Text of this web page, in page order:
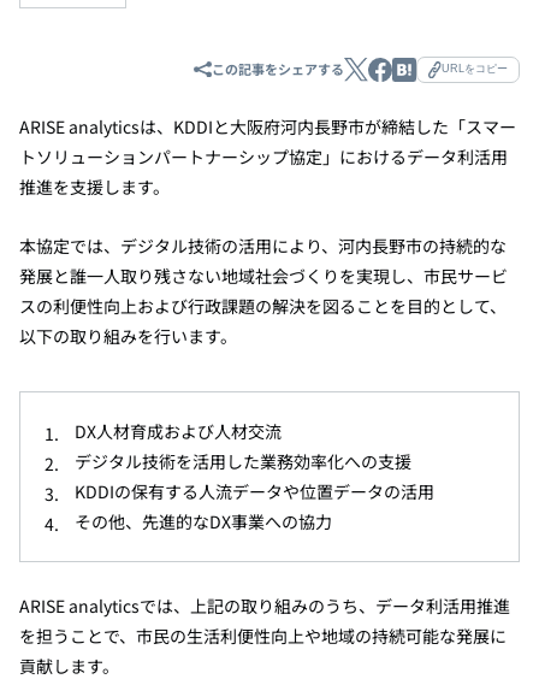
数字で見るARISE analytics
この記事をシェアする URLをコピー
ARISE analyticsは、KDDIと大阪府河内長野市が締結した「スマー
トソリューションパートナーシップ協定」におけるデータ利活用
推進を支援します。
本協定では、 デジタル技術の活用により、河内長野市の持続的な
発展と誰一人取り残さない地域社会づくりを実現し、市民サービ
スの利便性向上および行政課題の解決を図ることを目的として、
以下の取り組みを行います。
DX人材育成および人材交流
デジタル技術を活用した業務効率化への支援
KDDIの保有する人流データや位置データの活用
その他、先進的なDX事業への協力
ARISE analyticsでは、上記の取り組みのうち、データ利活用推進
を担うことで、市民の生活利便性向上や地域の持続可能な発展に
貢献します。